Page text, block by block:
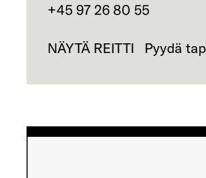
+45 97 26 80 55
NÄYTÄ REITTI Pyydä